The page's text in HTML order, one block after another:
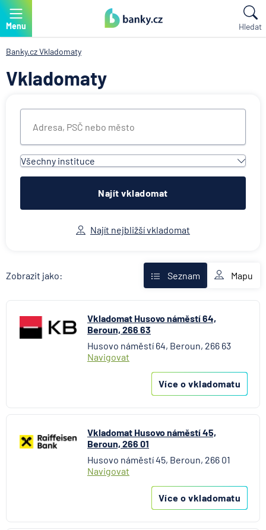
Menu Hledat
Banky.czVkladomaty
Vkladomaty
Všechny instituce
Všechny instituce
ACE European Group Ltd
Česká spořitelna
Československá obchodní banka
Fio banka
mBank
MONETA Money Bank
Raiffeisenbank
Stavební spořitelna České spořitelny
Najít vkladomat
Najít nejbližší vkladomat
Zobrazit jako: Seznam Mapu
Vkladomat Husovo náměstí 64,
Beroun, 266 63
Husovo náměstí 64, Beroun, 266 63
Navigovat
Více o vkladomatu
Vkladomat Husovo náměstí 45,
Beroun, 266 01
Husovo náměstí 45, Beroun, 266 01
Navigovat
Více o vkladomatu